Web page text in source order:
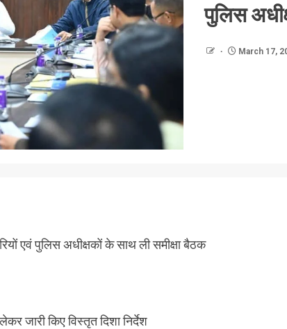
पुलिस
March 17,
एवं पुलिस अधीक्षकों के साथ ली समीक्षा बैठक
जारी किए विस्तृत दिशा निर्देश